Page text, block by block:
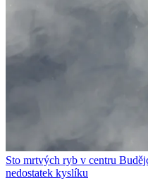
Sto mrtvých ryb v centru
nedostatek kyslíku